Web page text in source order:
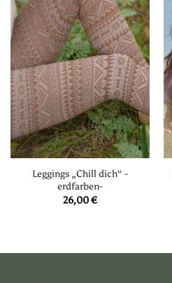
Leggings „Chill dich“ -
erdfarben-
26,00€